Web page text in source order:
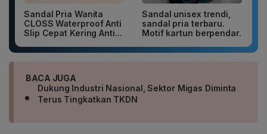
Sandal Pria Wanita
CLOSS Waterproof Anti
Slip Cepat Kering Anti...
Sandal unisex trendi,
sandal pria terbaru.
Motif kartun berpendar.
BACA JUGA
Dukung Industri Nasional, Sektor Migas Diminta
Terus Tingkatkan TKDN